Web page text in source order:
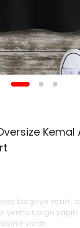
kargoya verilir,
yerine kargo
vardır.